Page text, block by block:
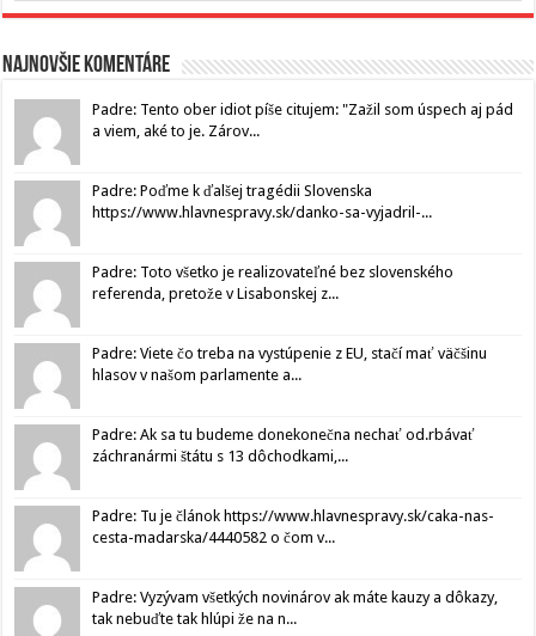
Najnovšie komentáre
Padre: Tento ober idiot píše citujem: "Zažil som úspech aj pád
a viem, aké to je. Zárov...
Padre: Poďme k ďalšej tragédii Slovenska
https://www.hlavnespravy.sk/danko-sa-vyjadril-...
Padre: Toto všetko je realizovateľné bez slovenského
referenda, pretože v Lisabonskej z...
Padre: Viete čo treba na vystúpenie z EU, stačí mať väčšinu
hlasov v našom parlamente a...
Padre: Ak sa tu budeme donekonečna nechať od.rbávať
záchranármi štátu s 13 dôchodkami,...
Padre: Tu je článok https://www.hlavnespravy.sk/caka-nas-
cesta-madarska/4440582 o čom v...
Padre: Vyzývam všetkých novinárov ak máte kauzy a dôkazy,
tak nebuďte tak hlúpi že na n...